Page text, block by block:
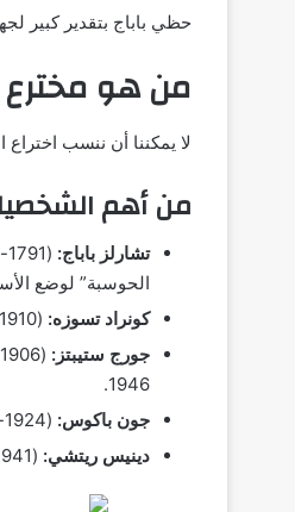
حظي باباج بتقدير كبير
من هو
لا يمكننا أن ننسب
من أهم
تشارلز باباج:
الحوسبة” لوضع
كونراد تسوزه: (1910-1995) مهندس ألماني، بنى أول حاسوب رقمي قابل للبرمجة (Z1) عام 1938.
جورج ستيبتز:
1946.
جون باكوس: (1924-2007) عالم حاسوب أمريكي، اخترع لغة البرمجة “FORTRAN” عام 1957.
دينيس ريتشي: (1941-2011) عالم حاسوب أمريكي، شارك في تطوير نظام التشغيل “UNIX” ولغة البرمجة “C”.